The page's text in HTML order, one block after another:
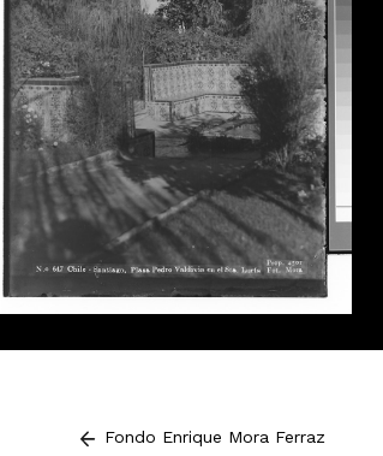
Fondo Enrique Mora Ferraz